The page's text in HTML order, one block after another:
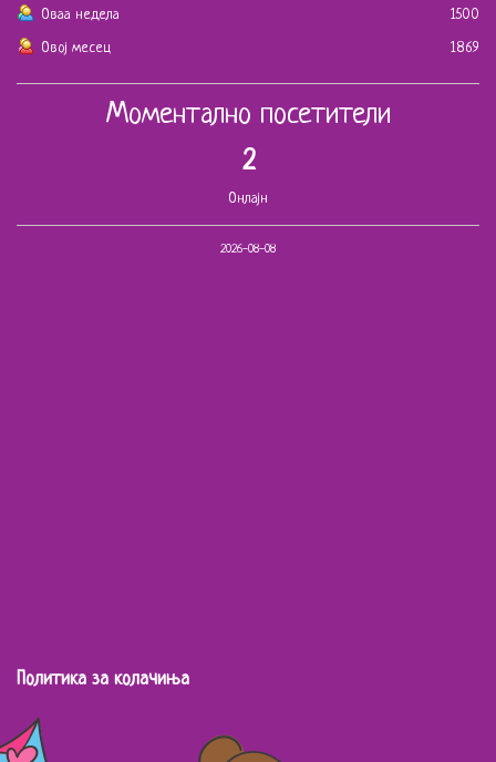
Оваа недела
1500
Овој месец
1869
Моментално посетители
2
Онлајн
2026-08-08
Политика за колачиња